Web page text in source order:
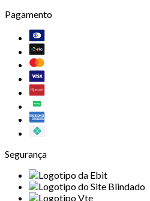
Pagamento
Segurança